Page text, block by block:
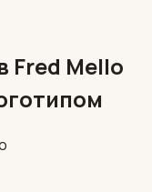
Fred Mello